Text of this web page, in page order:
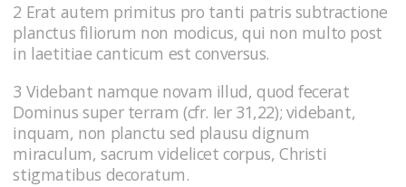
2 Erat autem primitus pro tanti patris subtractione
planctus filiorum non modicus, qui non multo post
in laetitiae canticum est conversus.
3 Videbant namque novam illud, quod fecerat
Dominus super terram (cfr. Ier 31,22); videbant,
inquam, non planctu sed plausu dignum
miraculum, sacrum videlicet corpus, Christi
stigmatibus decoratum.